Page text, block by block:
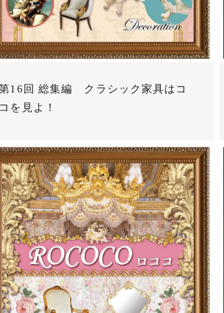
16回 総集編 クラシック家具はコ
コを見よ！